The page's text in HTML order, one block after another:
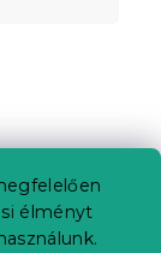
élményt